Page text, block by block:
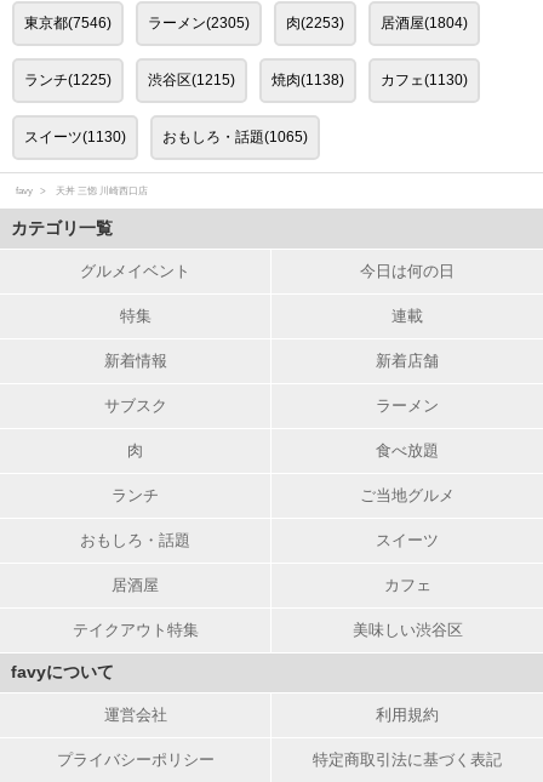
東京都(7546) ラーメン(2305) 肉(2253) 居酒屋(1804)
ランチ(1225) 渋谷区(1215) 焼肉(1138) カフェ(1130)
スイーツ(1130) おもしろ・話題(1065)
favy 天丼 三惚 川崎西口店
カテゴリ一覧
グルメイベント 今日は何の日
特集 連載
新着情報 新着店舗
サブスク ラーメン
肉 食べ放題
ランチ ご当地グルメ
おもしろ・話題 スイーツ
居酒屋 カフェ
テイクアウト特集 美味しい渋谷区
favyについて
運営会社 利用規約
プライバシーポリシー 特定商取引法に基づく表記